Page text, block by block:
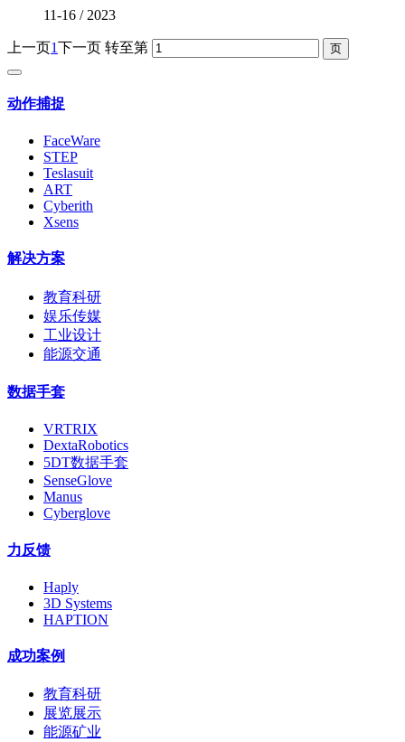
11-16 / 2023
上一页1下一页 转至第
动作捕捉
FaceWare
STEP
Teslasuit
ART
Cyberith
Xsens
解决方案
教育科研
娱乐传媒
工业设计
能源交通
数据手套
VRTRIX
DextaRobotics
5DT数据手套
SenseGlove
Manus
Cyberglove
力反馈
Haply
3D Systems
HAPTION
成功案例
教育科研
展览展示
能源矿业